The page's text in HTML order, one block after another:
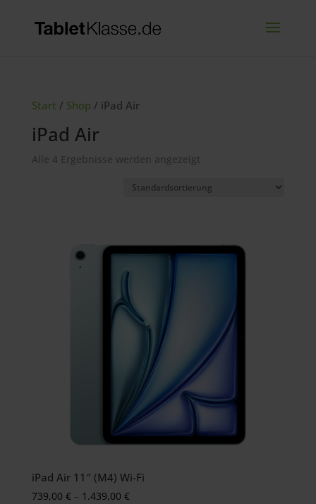
Start / Shop / iPad Air
iPad Air
Alle 4 Ergebnisse werden angezeigt
iPad Air 11″ (M4) Wi-Fi
739,00 € – 1.439,00 €Preisspanne: